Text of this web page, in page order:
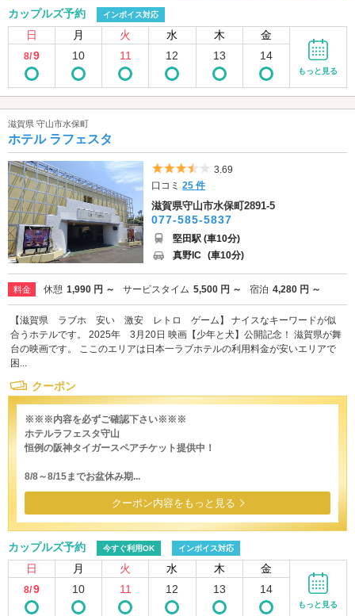
カップルズ予約 インボイス対応
日 月 火 水 木 金
8/9 10 11 12 13 14
もっと見る
滋賀県 守山市水保町
ホテル ラフェスタ
5つ星のうち3.5
3.69
口コミ25 件
滋賀県守山市水保町2891-5
077-585-5837
堅田駅 (車10分)
真野IC (車10分)
料金 休憩 1,990 円 ～ サービスタイム 5,500 円 ～ 宿泊 4,280 円 ～
【滋賀県 ラブホ 安い 激安 レトロ ゲーム】 ナイスなキーワードが似
合うホテルです。 2025年 3月20日 映画【少年と犬】公開記念！ 滋賀県が舞
台の映画です。 ここのエリアは日本一ラブホテルの利用料金が安いエリアで
困...
クーポン
※※※内容を必ずご確認下さい※※※
ホテルラフェスタ守山
恒例の阪神タイガースペアチケット提供中！
8/8～8/15までお盆休み期...
クーポン内容をもっと見る
カップルズ予約 今すぐ利用OK インボイス対応
日 月 火 水 木 金
8/9 10 11 12 13 14
もっと見る